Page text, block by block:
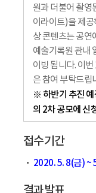
원과 더불어 촬영
이라이트)을 제공
상 콘텐츠는 공연
예술기록원 관내
이빙 됩니다. 이
은 참여 부탁드립
※ 하반기 추진 예
의 2차 공모에 신
접수기간
2020. 5. 8(금) ~